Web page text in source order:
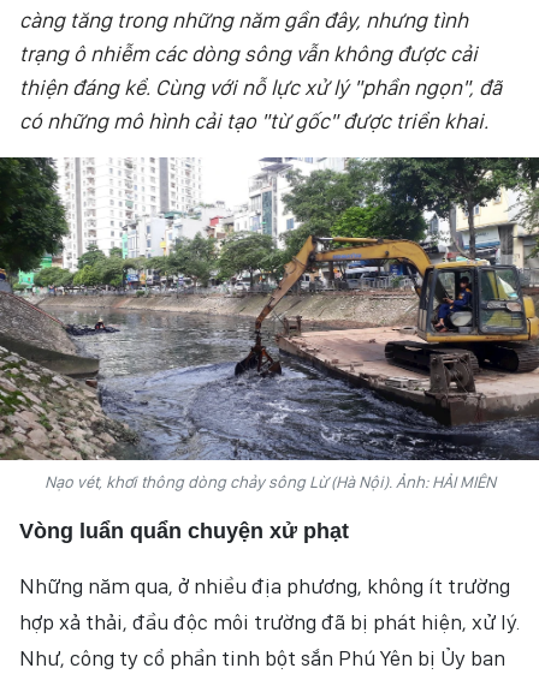
CHUYÊN ĐỀ
ĐỜI SỐNG XÃ HỘI
PHÓNG SỰ
HỒN VIỆT
SỨC SỐNG VIỆT
THỂ THAO
ĐỜI SỐNG VĂN HÓA
VĂN NGHỆ
QUỐC TẾ
NHỊP SỐNG THỜI ĐẠI
AN NINH - XÃ HỘI
KHOA HỌC - GIÁO DỤC
càng tăng trong những năm gần đây, nhưng tình
trạng ô nhiễm các dòng sông vẫn không được cải
thiện đáng kể. Cùng với nỗ lực xử lý "phần ngọn", đã
có những mô hình cải tạo "từ gốc" được triển khai.
Nạo vét, khơi thông dòng chảy sông Lừ (Hà Nội). Ảnh: HẢI MIÊN
Vòng luẩn quẩn chuyện xử phạt
Những năm qua, ở nhiều địa phương, không ít trường
hợp xả thải, đầu độc môi trường đã bị phát hiện, xử lý.
Như, công ty cổ phần tinh bột sắn Phú Yên bị Ủy ban